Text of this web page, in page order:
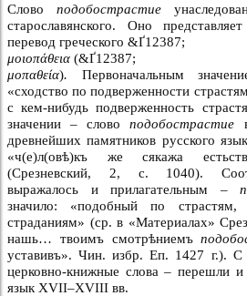
Словоподобострастие
старославянского. Оно
перевод греческого &Ґ12387;
μοιοπάθεια (&Ґ12387;
μοπαθεία). Первоначальным
«сходство по подверженности
с кем-нибудь подверженность
значении – словоподобострастие
древнейших памятников русского
«ч(е)л(овѣ)къ же сякажа
(Срезневский, 2, с. 1040).
выражалось и прилагательным –
значило: «подобный по
страданиям» (ср. в «Материалах»
нашь… твоимъ смотрѣниемъ
уставивъ». Чин. избр. Еп. 1427 г.). С
церковно-книжные слова – перешли
язык XVII–XVIII вв.